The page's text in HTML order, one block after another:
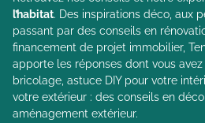
l’habitat. Des inspirations déco, aux
passant par des conseils en
financement de projet immobilier,
apporte les réponses dont vous
bricolage, astuce DIY pour votre
votre extérieur : des conseils en
aménagement extérieur.